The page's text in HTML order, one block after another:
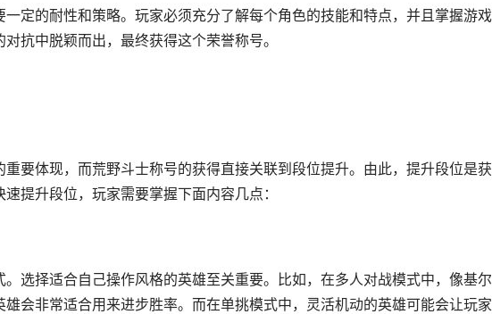
定的耐性和策略。玩家必须充分了解每个角色的技能和特点，并且掌握游
抗中脱颖而出，最终获得这个荣誉称号。
要体现，而荒野斗士称号的获得直接关联到段位提升。由此，提升段位是
提升段位，玩家需要掌握下面内容几点：
选择适合自己操作风格的英雄至关重要。比如，在多人对战模式中，像基
会非常适合用来进步胜率。而在单挑模式中，灵活机动的英雄可能会让玩